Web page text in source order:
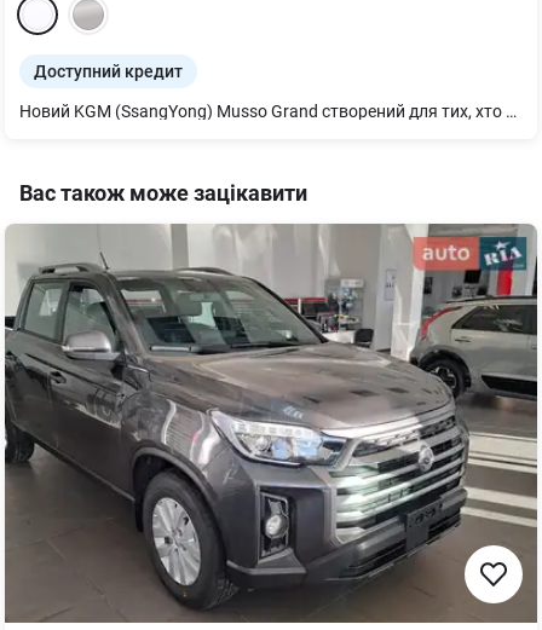
Доступний кредит
Новий KGM (SsangYong) Musso Grand створений для тих, хто очікує від автомобіля більше. Більше простору. Більше можливостей. Більше впевненості на будь-якому покритті. Завдяки міцній рамній конструкції, підключаємому повному приводу 4WD, вантажній платформі збільшеного об'єму та тяговому зусиллю до 3,5 тонни Musso Grand однаково впевнено почувається як у роботі, так і під час подорожей.
Вас також може зацікавити